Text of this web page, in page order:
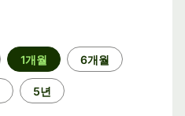
1개월 6개월
5년